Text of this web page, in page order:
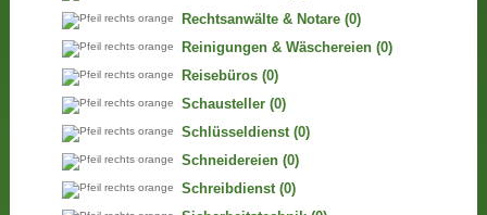
Rechtsanwälte & Notare (0)
Reinigungen & Wäschereien (0)
Reisebüros (0)
Schausteller (0)
Schlüsseldienst (0)
Schneidereien (0)
Schreibdienst (0)